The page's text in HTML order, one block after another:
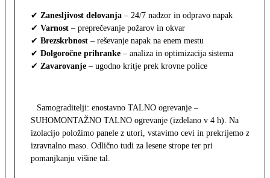
✔ Zanesljivost delovanja – 24/7 nadzor in odpravo napak
✔ Varnost – preprečevanje požarov in okvar
✔ Brezskrbnost – reševanje napak na enem mestu
✔ Dolgoročne prihranke – analiza in optimizacija sistema
✔ Zavarovanje – ugodno kritje prek krovne police
Samograditelji: enostavno TALNO ogrevanje –
SUHOMONTAŽNO TALNO ogrevanje (izdelano v 4 h). Na
izolacijo položimo panele z utori, vstavimo cevi in prekrijemo z
izravnalno maso. Odlično tudi za lesene strope ter pri
pomanjkanju višine tal.